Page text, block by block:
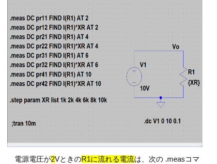
電源電圧が2VときのR1に流れる電流は、次の .measコマ